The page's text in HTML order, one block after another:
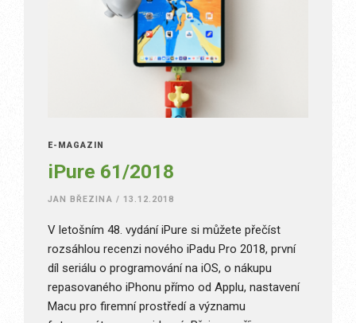
E-MAGAZÍN
iPure 61/2018
JAN BŘEZINA / 13.12.2018
V letošním 48. vydání iPure si můžete přečíst
rozsáhlou recenzi nového iPadu Pro 2018, první
díl seriálu o programování na iOS, o nákupu
repasovaného iPhonu přímo od Applu, nastavení
Macu pro firemní prostředí a významu